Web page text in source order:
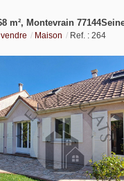
m², Montevrain
vendre Maison Ref. : 264